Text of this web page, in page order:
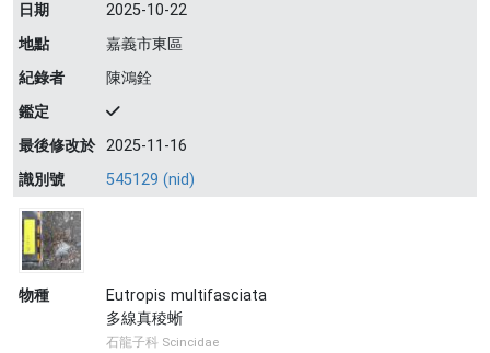
日期
2025-10-22
地點
嘉義市東區
紀錄者
陳鴻銓
鑑定
最後修改於 2025-11-16
識別號
545129 (nid)
物種
Eutropis multifasciata
多線真稜蜥
石龍子科 Scincidae